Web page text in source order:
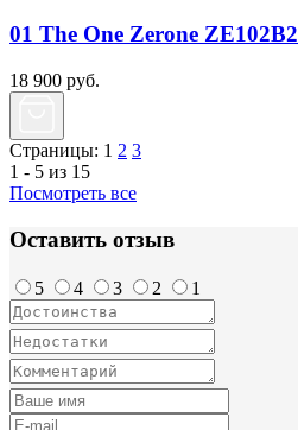
01 The One Zerone ZE102B2
18 900 руб.
Страницы: 1 2 3
1 - 5 из 15
Посмотреть все
Оставить отзыв
5 4 3 2 1